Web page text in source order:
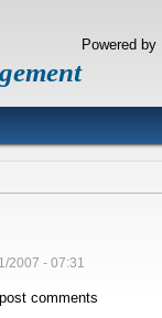
Powered by
2007 - 07:31
comments